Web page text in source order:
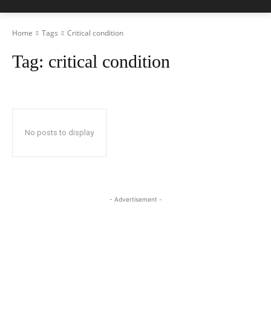
Home Tags Critical condition
Tag: critical condition
No posts to display
- Advertisement -